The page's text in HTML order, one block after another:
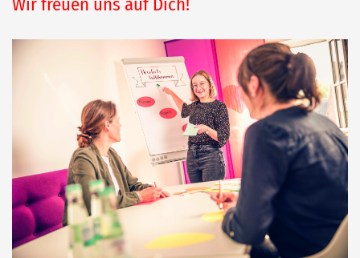
Wir freuen uns auf Dich!